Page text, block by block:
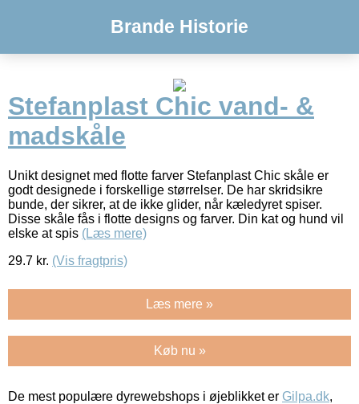
Brande Historie
Stefanplast Chic vand- &
madskåle
Unikt designet med flotte farver Stefanplast Chic skåle er
godt designede i forskellige størrelser. De har skridsikre
bunde, der sikrer, at de ikke glider, når kæledyret spiser.
Disse skåle fås i flotte designs og farver. Din kat og hund vil
elske at spis (Læs mere)
29.7 kr. (Vis fragtpris)
Læs mere »
Køb nu »
De mest populære dyrewebshops i øjeblikket er Gilpa.dk,